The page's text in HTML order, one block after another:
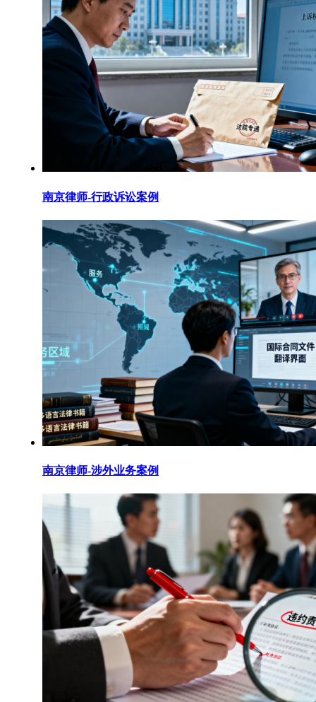
南京律师-行政诉讼案例
南京律师-涉外业务案例